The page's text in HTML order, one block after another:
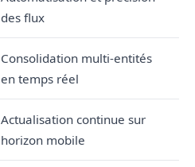
des flux
Consolidation multi-entités
en temps réel
Actualisation continue sur
horizon mobile